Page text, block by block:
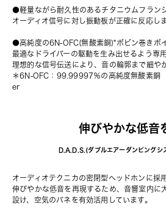
●軽量ながら耐久性のあるチタニウムフラン
オーディオ信号に対し振動板が正確に反応しま
●高純度の6N-OFC(無酸素銅)*ボビン巻きボ
最適なドライバーの駆動を生み出せるよう専
理想的な信号伝送により、音の輪郭まで細や
＊6N-OFC：99.99997％の高純度無酸素
er
伸びやかな低音
D.A.D.S.(ダブルエアーダンピングシ
オーディオテクニカの密閉型ヘッドホンに採
伸びやかな低音を再現するため、音響室内に
設け、空気のバネを有効活用しています。